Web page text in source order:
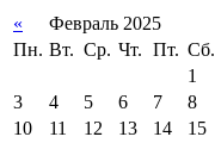
« Февраль 2025
Пн. Вт. Ср. Чт. Пт. Сб.
1
3
4 5 6 7 8
10
11 12 13 14 15